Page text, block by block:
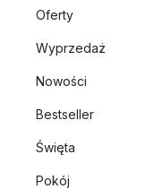
Oferty
Wyprzedaż
Nowości
Bestseller
Święta
Pokój